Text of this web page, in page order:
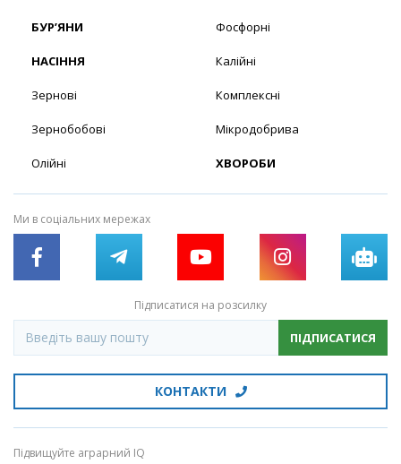
БУР’ЯНИ
НАСІННЯ
Зернові
Зернобобові
Олійні
Фосфорні
Калійні
Комплексні
Мікродобрива
ХВОРОБИ
Ми в соціальних мережах
Підписатися на розсилку
ПІДПИСАТИСЯ
КОНТАКТИ
Підвищуйте аграрний IQ